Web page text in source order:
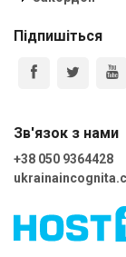
Підпишіться
Зв'язок з нами
+38 050 9364428